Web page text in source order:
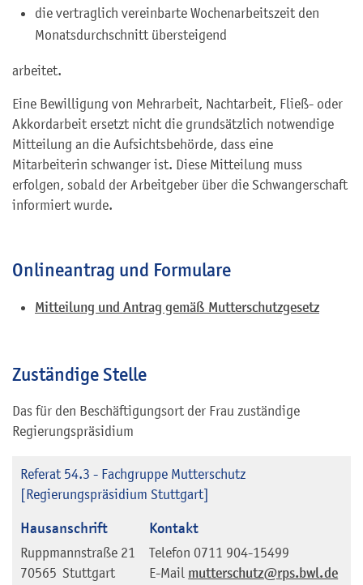
die vertraglich vereinbarte Wochenarbeitszeit den
Monatsdurchschnitt übersteigend
arbeitet.
Eine Bewilligung von Mehrarbeit, Nachtarbeit, Fließ- oder
Akkordarbeit ersetzt nicht die grundsätzlich notwendige
Mitteilung an die Aufsichtsbehörde, dass eine
Mitarbeiterin schwanger ist. Diese Mitteilung muss
erfolgen, sobald der Arbeitgeber über die Schwangerschaft
informiert wurde.
Onlineantrag und Formulare
Mitteilung und Antrag gemäß Mutterschutzgesetz
Zuständige Stelle
Das für den Beschäftigungsort der Frau zuständige
Regierungspräsidium
Referat 54.3 - Fachgruppe Mutterschutz
[Regierungspräsidium Stuttgart]
Hausanschrift
Ruppmannstraße 21
70565 Stuttgart
Kontakt
Telefon 0711 904-15499
E-Mail mutterschutz@rps.bwl.de